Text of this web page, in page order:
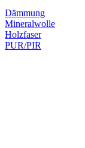
Dämmung
Mineralwolle
Holzfaser
PUR/PIR